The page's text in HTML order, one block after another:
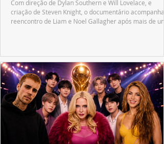
Com direção de Dylan Southern e Will Lovelace, e
criação de Steven Knight, o documentário acompanha
reencontro de Liam e Noel Gallagher após mais de